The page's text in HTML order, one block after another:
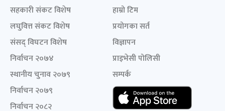
सहकारी संकट विशेष
लघुवित्त संकट विशेष
संसद् विघटन विशेष
निर्वाचन २०७४
स्थानीय चुनाव २०७९
निर्वाचन २०७९
निर्वाचन २०८२
हाम्रो टिम
प्रयोगका सर्त
विज्ञापन
प्राइभेसी पोलिसी
सम्पर्क